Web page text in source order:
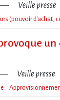
Veille presse
(pouvoir d’achat,
Veille presse
–